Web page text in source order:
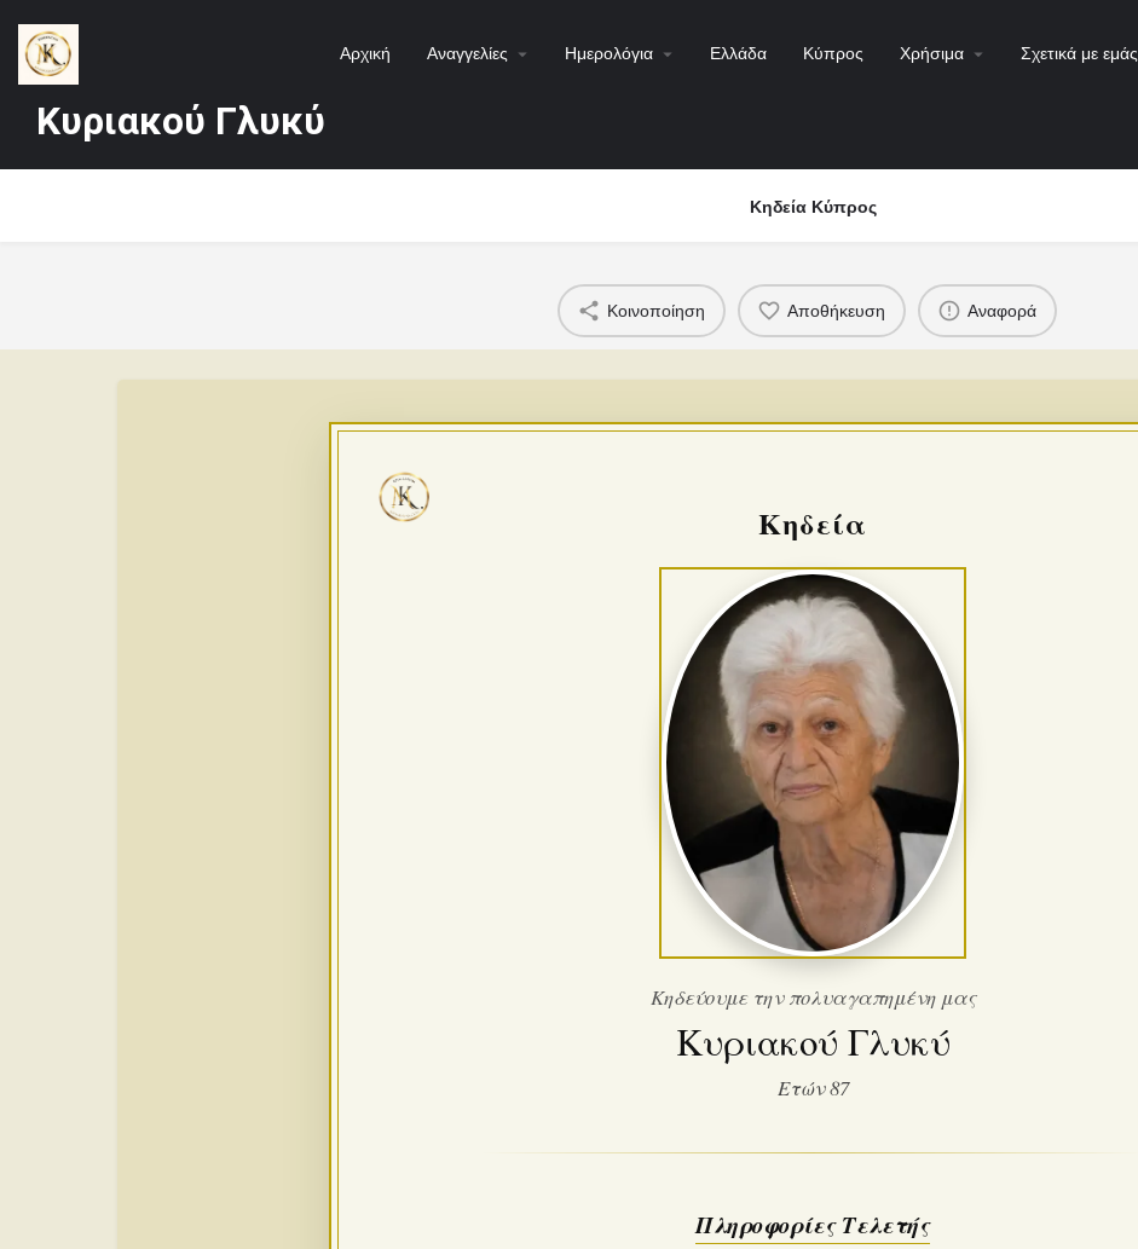
Αρχική Αναγγελίες Ημερολόγια Ελλάδα Κύπρος Χρήσιμα Σχετικά με εμάς
Κυριακού Γλυκύ
Κηδεία Κύπρος
Κοινοποίηση Αποθήκευση Αναφορά
Κηδεία
Κηδεύουμε την πολυαγαπημένη μας
Κυριακού Γλυκύ
Ετών 87
Πληροφορίες Τελετής